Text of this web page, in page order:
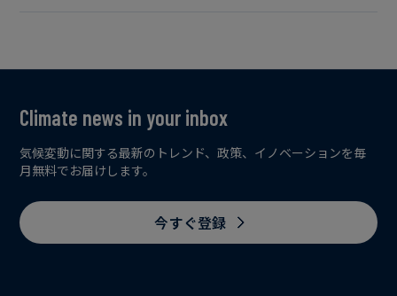
Climate news in your inbox
気候変動に関する最新のトレンド、政策、イノベーションを毎
月無料でお届けします。
今すぐ登録